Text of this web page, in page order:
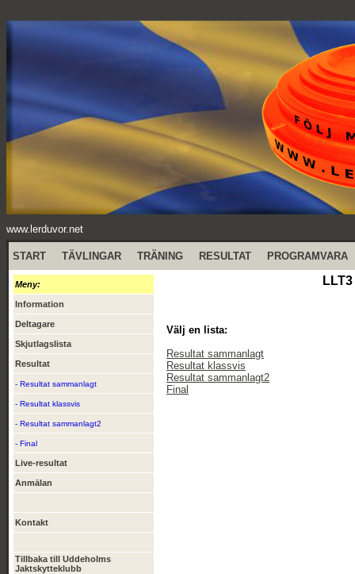
www.lerduvor.net
START TÄVLINGAR TRÄNING RESULTAT PROGRAMVARA
Meny:
Information
Deltagare
Skjutlagslista
Resultat
- Resultat sammanlagt
- Resultat klassvis
- Resultat sammanlagt2
- Final
Live-resultat
Anmälan
Kontakt
Tillbaka till Uddeholms
Jaktskytteklubb
Välj en lista:
Resultat sammanlagt
Resultat klassvis
Resultat sammanlagt2
Final